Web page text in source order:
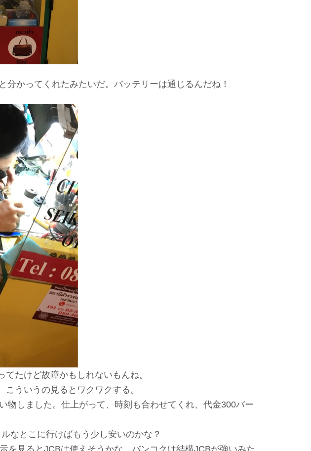
分かってくれたみたいだ。 バッテリーは通じるんだね！
たけど故障かもしれないもんね。
ういうの見るとワクワクする。
物しました。仕上がって、時刻も合わせてくれ、代金300バー
なとこに行けばもう少し安いのかな？